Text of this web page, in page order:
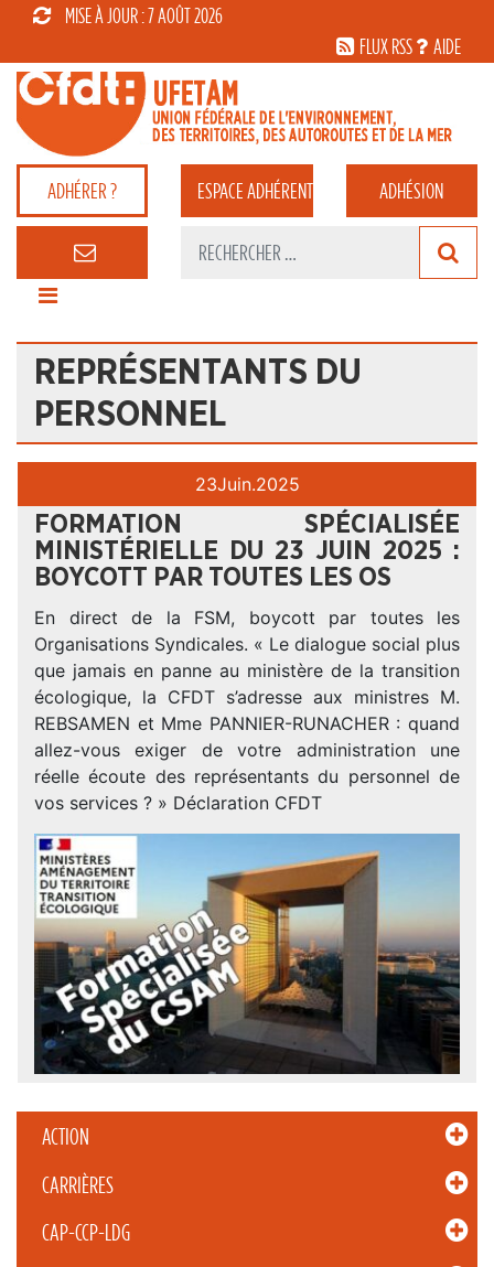
MISE À JOUR : 7 AOÛT 2026
FLUX RSS
AIDE
ADHÉRER ? ESPACEADHÉRENT ADHÉSION
REPRÉSENTANTS DU
PERSONNEL
ACTION
CARRIÈRES
CAP-CCP-LDG
23Juin.2025
FORMATION SPÉCIALISÉE
MINISTÉRIELLE DU 23 JUIN 2025 :
BOYCOTT PAR TOUTES LES OS
En direct de la FSM, boycott par toutes les
Organisations Syndicales. « Le dialogue social plus
que jamais en panne au ministère de la transition
écologique, la CFDT s’adresse aux ministres M.
REBSAMEN et Mme PANNIER-RUNACHER : quand
allez-vous exiger de votre administration une
réelle écoute des représentants du personnel de
vos services ? » Déclaration CFDT